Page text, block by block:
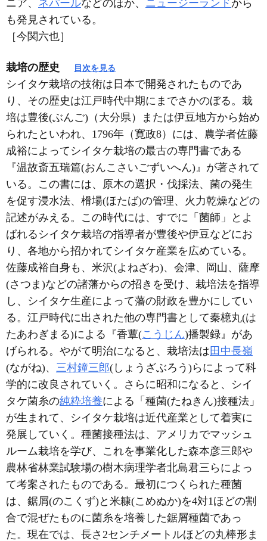
ニア、 ネパールなどのほか、 ニュージーランドから
も発見されている。
［今関六也］
栽培の歴史 目次を見る
シイタケ栽培の技術は日本で開発されたものであ
り、その歴史は江戸時代中期にまでさかのぼる。栽
培は豊後(ぶんご)（大分県）または伊豆地方から始め
られたといわれ、1796年（寛政8）には、農学者佐藤
成裕によってシイタケ栽培の最古の専門書である
『温故斎五瑞篇(おんこさいごずいへん)』が著されて
いる。この書には、原木の選択・伐採法、菌の発生
を促す浸水法、榾場(ほたば)の管理、火力乾燥などの
記述がみえる。この時代には、すでに「菌師」とよ
ばれるシイタケ栽培の指導者が豊後や伊豆などにお
り、各地から招かれてシイタケ産業を広めている。
佐藤成裕自身も、米沢(よねざわ)、会津、岡山、薩摩
(さつま)などの諸藩からの招きを受け、栽培法を指導
し、シイタケ生産によって藩の財政を豊かにしてい
る。江戸時代に出された他の専門書として秦檍丸(は
たあわぎまる)による『香蕈(こうじん)播製録』があ
げられる。やがて明治になると、栽培法は 田中長嶺
(ながね)、 三村鐘三郎(しょうざぶろう)らによって科
学的に改良されていく。さらに昭和になると、シイ
タケ菌糸の純粋培養による「種菌(たねきん)接種法」
が生まれて、シイタケ栽培は近代産業として着実に
発展していく。種菌接種法は、アメリカでマッシュ
ルーム栽培を学び、これを事業化した森本彦三郎や
農林省林業試験場の樹木病理学者北島君三らによっ
て考案されたものである。最初につくられた種菌
は、鋸屑(のこくず)と米糠(こめぬか)を4対1ほどの割
合で混ぜたものに菌糸を培養した鋸屑種菌であっ
た。現在では、長さ2センチメートルほどの丸棒形ま